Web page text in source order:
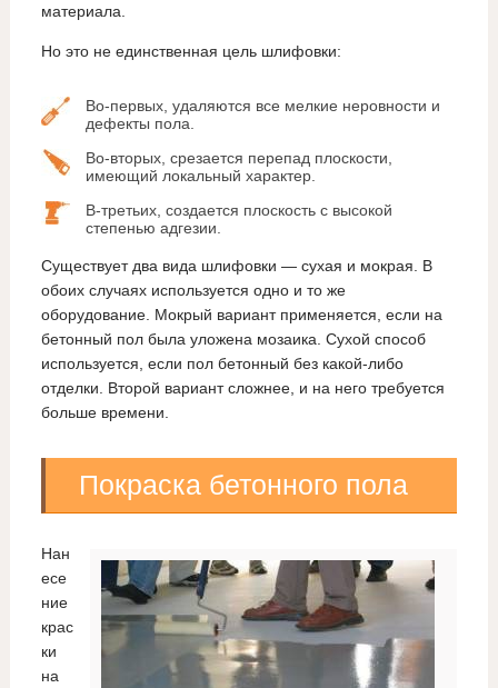
материала.
Но это не единственная цель шлифовки:
Во-первых, удаляются все мелкие неровности и
дефекты пола.
Во-вторых, срезается перепад плоскости,
имеющий локальный характер.
В-третьих, создается плоскость с высокой
степенью адгезии.
Существует два вида шлифовки — сухая и мокрая. В
обоих случаях используется одно и то же
оборудование. Мокрый вариант применяется, если на
бетонный пол была уложена мозаика. Сухой способ
используется, если пол бетонный без какой-либо
отделки. Второй вариант сложнее, и на него требуется
больше времени.
Покраска бетонного пола
Нан
есе
ние
крас
ки
на